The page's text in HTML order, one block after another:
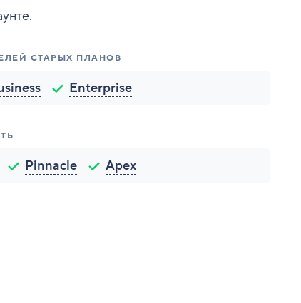
СТАРЫХ ПЛАНОВ
Enterprise
Pinnacle Apex